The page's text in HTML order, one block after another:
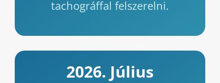
tachográffal felszerelni.
2026. Július